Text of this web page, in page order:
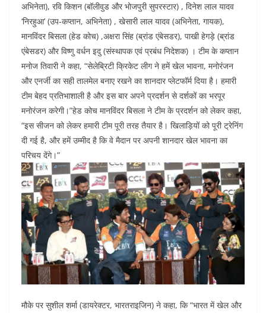
अभिनेता), रवि किशन (बॉलीवुड और भोजपुरी सुपरस्टार) , दिनेश लाल यादव
‘निरहुआ’ (उप-कप्तान, अभिनेता) , खेसारी लाल यादव (अभिनेता, गायक),
मानविंदर बिसला (हेड कोच) ,अक्षरा सिंह (ब्रांड एंबेसडर), पाखी हेगड़े (ब्रांड
एंबेसडर) और विष्णु वर्धन इदु (संस्थापक एवं प्रबंध निदेशक) । टीम के कप्तान
मनोज तिवारी ने कहा, “सेलेब्रिटी क्रिकेट लीग ने हमें खेल भावना, मनोरंजन
और एनर्जी का सही तालमेल बनाए रखने का शानदार प्लेटफॉर्म दिया है। हमारी
टीम बेहद प्रतिभाशाली है और इस बार अपने प्रदर्शन से दर्शकों का भरपूर
मनोरंजन करेगी।”हेड कोच मानविंदर बिसला ने टीम के प्रदर्शन को लेकर कहा,
“इस सीजन को लेकर हमारी टीम पूरी तरह तैयार है। खिलाड़ियों को पूरी ट्रेनिंग
दी गई है, और हमें उम्मीद है कि वे मैदान पर अपनी शानदार खेल भावना का
परिचय देंगे।”
मौके पर सुशील शर्मा (डायरेक्टर, भारतराइजिन) ने कहा, कि “भारत में खेल और